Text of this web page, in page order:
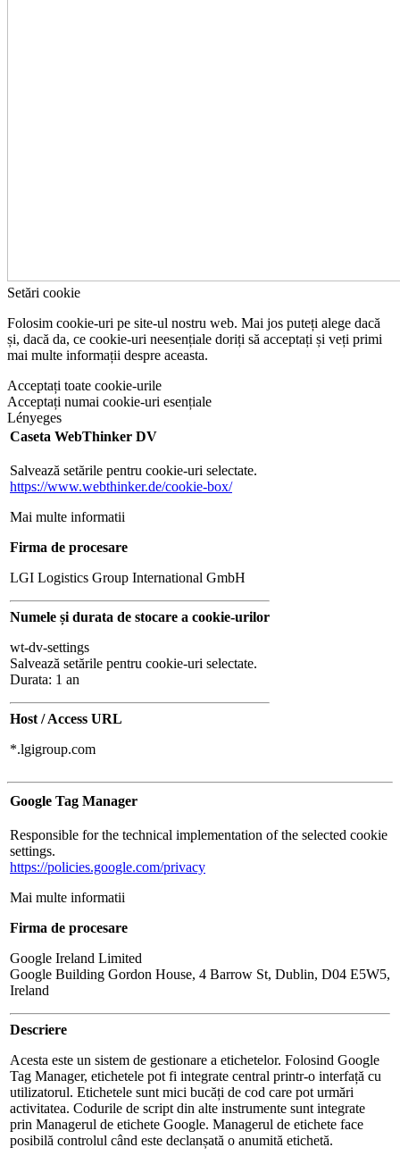
Setări cookie
Folosim cookie-uri pe site-ul nostru web. Mai jos puteți alege dacă
și, dacă da, ce cookie-uri neesențiale doriți să acceptați și veți primi
mai multe informații despre aceasta.
Acceptați toate cookie-urile
Acceptați numai cookie-uri esențiale
Lényeges
Caseta WebThinker DV
Salvează setările pentru cookie-uri selectate.
https://www.webthinker.de/cookie-box/
Mai multe informatii
Firma de procesare
LGI Logistics Group International GmbH
Numele și durata de stocare a cookie-urilor
wt-dv-settings
Salvează setările pentru cookie-uri selectate.
Durata: 1 an
Host / Access URL
*.lgigroup.com
Google Tag Manager
Responsible for the technical implementation of the selected cookie
settings.
https://policies.google.com/privacy
Mai multe informatii
Firma de procesare
Google Ireland Limited
Google Building Gordon House, 4 Barrow St, Dublin, D04 E5W5,
Ireland
Descriere
Acesta este un sistem de gestionare a etichetelor. Folosind Google
Tag Manager, etichetele pot fi integrate central printr-o interfață cu
utilizatorul. Etichetele sunt mici bucăți de cod care pot urmări
activitatea. Codurile de script din alte instrumente sunt integrate
prin Managerul de etichete Google. Managerul de etichete face
posibilă controlul când este declanșată o anumită etichetă.